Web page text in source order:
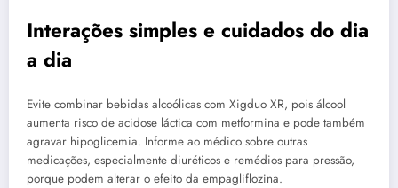
Interações simples e cuidados do dia
a dia
Evite combinar bebidas alcoólicas com Xigduo XR, pois álcool
aumenta risco de acidose láctica com metformina e pode também
agravar hipoglicemia. Informe ao médico sobre outras
medicações, especialmente diuréticos e remédios para pressão,
porque podem alterar o efeito da empagliflozina.